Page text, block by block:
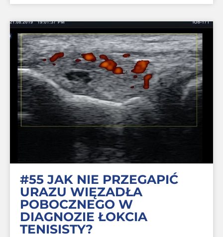
#55 JAK NIE PRZEGAPIĆ
URAZU WIĘZADŁA
POBOCZNEGO W
DIAGNOZIE ŁOKCIA
TENISISTY?